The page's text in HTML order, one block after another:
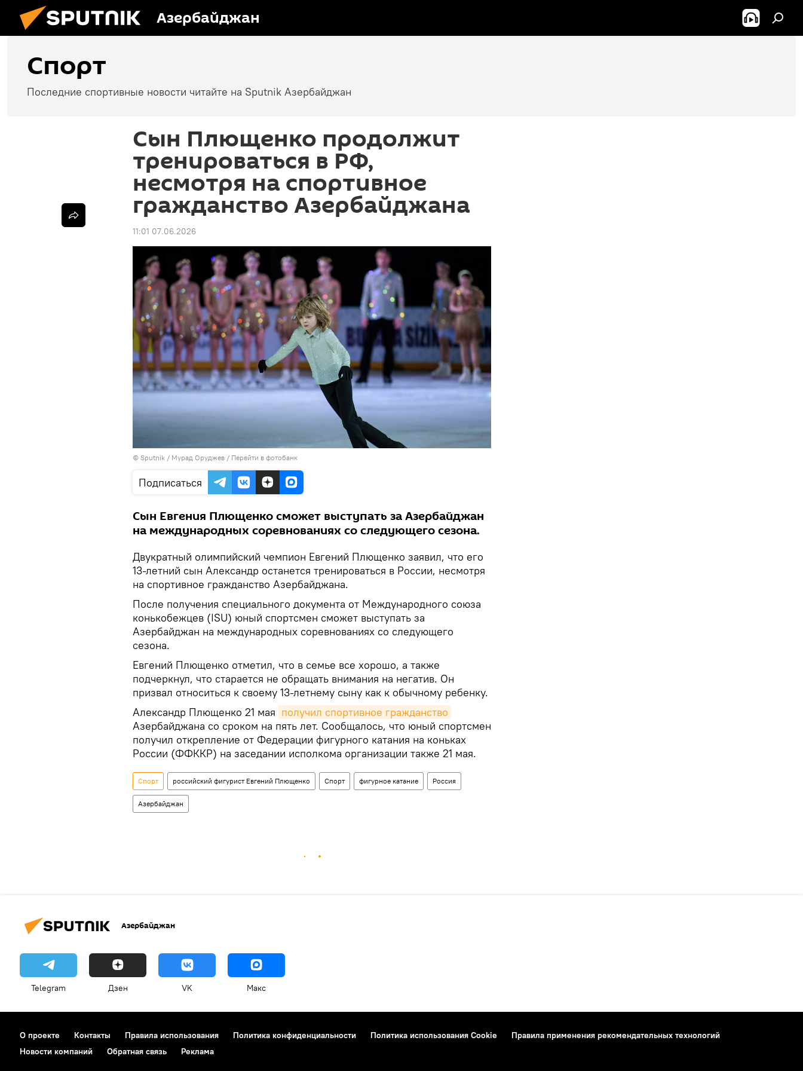
Азербайджан
Спорт
Последние спортивные новости читайте на Sputnik Азербайджан
Сын Плющенко продолжит
тренироваться в РФ,
несмотря на спортивное
гражданство Азербайджана
11:01 07.06.2026
© Sputnik / Мурад Оруджев / Перейти в фотобанк
Подписаться
Сын Евгения Плющенко сможет выступать за Азербайджан
на международных соревнованиях со следующего сезона.
Двукратный олимпийский чемпион Евгений Плющенко заявил, что его
13-летний сын Александр останется тренироваться в России, несмотря
на спортивное гражданство Азербайджана.
После получения специального документа от Международного союза
конькобежцев (ISU) юный спортсмен сможет выступать за
Азербайджан на международных соревнованиях со следующего
сезона.
Евгений Плющенко отметил, что в семье все хорошо, а также
подчеркнул, что старается не обращать внимания на негатив. Он
призвал относиться к своему 13‑летнему сыну как к обычному ребенку.
Александр Плющенко 21 мая получил спортивное гражданство
Азербайджана со сроком на пять лет. Сообщалось, что юный спортсмен
получил открепление от Федерации фигурного катания на коньках
России (ФФККР) на заседании исполкома организации также 21 мая.
Спорт российский фигурист Евгений Плющенко Спорт фигурное катание Россия
Азербайджан
Азербайджан
Telegram Дзен VK Макс
О проекте Контакты Правила использования Политика конфиденциальности Политика использования Cookie
Правила применения рекомендательных технологий
Новости компаний
Обратная связь Реклама